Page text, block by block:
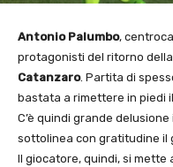
Antonio Palumbo,
protagonisti del ritorno
Catanzaro. Partita di
bastata a rimettere in piedi
C’è quindi grande
sottolinea con gratitudine il
Il giocatore, quindi, si mette